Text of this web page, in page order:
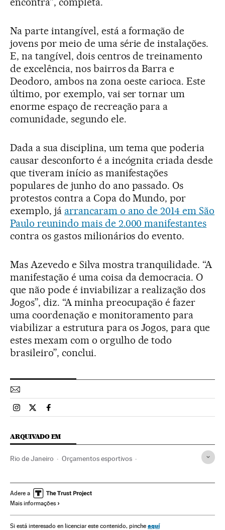
Na parte intangível, está a formação de
jovens por meio de uma série de instalações.
E, na tangível, dois centros de treinamento
de excelência, nos bairros da Barra e
Deodoro, ambos na zona oeste carioca. Este
último, por exemplo, vai ser tornar um
enorme espaço de recreação para a
comunidade, segundo ele.
Dada a sua disciplina, um tema que poderia
causar desconforto é a incógnita criada desde
que tiveram início as manifestações
populares de junho do ano passado. Os
protestos contra a Copa do Mundo, por
exemplo, já arrancaram o ano de 2014 em São
Paulo reunindo mais de 2.000 manifestantes
contra os gastos milionários do evento.
Mas Azevedo e Silva mostra tranquilidade. “A
manifestação é uma coisa da democracia. O
que não pode é inviabilizar a realização dos
Jogos”, diz. “A minha preocupação é fazer
uma coordenação e monitoramento para
viabilizar a estrutura para os Jogos, para que
estes mexam com o orgulho de todo
brasileiro”, conclui.
Esportes El País Brasil en Instagram
Esportes El País Brasil en Twitter
Esportes El País Brasil en Facebook
ARQUIVADO EM
Rio de Janeiro Orçamentos esportivos
Financiamento esportivo
América do Sul
América Esportes Fernando Azevedo e Silva
Adere a
Mais informações
Si está interesado en licenciar este contenido, pinche aquí